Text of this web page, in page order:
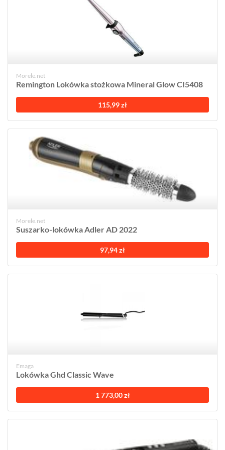
Morele.net
Remington Lokówka stożkowa Mineral Glow CI5408
115,99 zł
Morele.net
Suszarko-lokówka Adler AD 2022
97,94 zł
Emaga
Lokówka Ghd Classic Wave
1 773,00 zł